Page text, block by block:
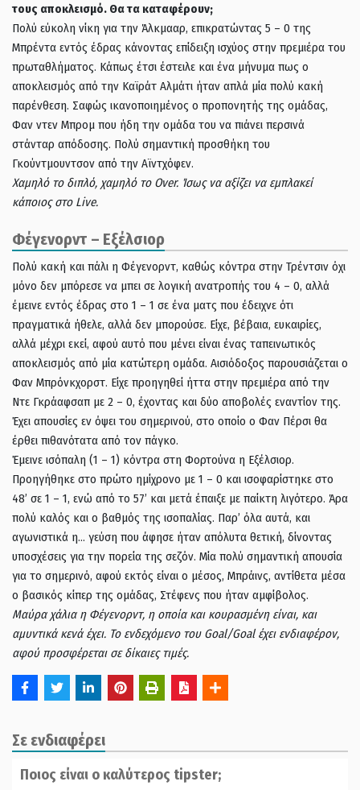
τους αποκλεισμό. Θα τα καταφέρουν;
Πολύ εύκολη νίκη για την Άλκμααρ, επικρατώντας 5 – 0 της
Μπρέντα εντός έδρας κάνοντας επίδειξη ισχύος στην πρεμιέρα του
πρωταθλήματος. Κάπως έτσι έστειλε και ένα μήνυμα πως ο
αποκλεισμός από την Καϊράτ Αλμάτι ήταν απλά μία πολύ κακή
παρένθεση. Σαφώς ικανοποιημένος ο προπονητής της ομάδας,
Φαν ντεν Μπρομ που ήδη την ομάδα του να πιάνει περσινά
στάνταρ απόδοσης. Πολύ σημαντική προσθήκη του
Γκούντμουντσον από την Αϊντχόφεν.
Χαμηλό το διπλό, χαμηλό το Over. Ίσως να αξίζει να εμπλακεί
κάποιος στο Live.
Φέγενορντ – Εξέλσιορ
Πολύ κακή και πάλι η Φέγενορντ, καθώς κόντρα στην Τρέντσιν όχι
μόνο δεν μπόρεσε να μπει σε λογική ανατροπής του 4 – 0, αλλά
έμεινε εντός έδρας στο 1 – 1 σε ένα ματς που έδειχνε ότι
πραγματικά ήθελε, αλλά δεν μπορούσε. Είχε, βέβαια, ευκαιρίες,
αλλά μέχρι εκεί, αφού αυτό που μένει είναι ένας ταπεινωτικός
αποκλεισμός από μία κατώτερη ομάδα. Αισιόδοξος παρουσιάζεται ο
Φαν Μπρόνκχορστ. Είχε προηγηθεί ήττα στην πρεμιέρα από την
Ντε Γκράαφσαπ με 2 – 0, έχοντας και δύο αποβολές εναντίον της.
Έχει απουσίες εν όψει του σημερινού, στο οποίο ο Φαν Πέρσι θα
έρθει πιθανότατα από τον πάγκο.
Έμεινε ισόπαλη (1 – 1) κόντρα στη Φορτούνα η Εξέλσιορ.
Προηγήθηκε στο πρώτο ημίχρονο με 1 – 0 και ισοφαρίστηκε στο
48’ σε 1 – 1, ενώ από το 57’ και μετά έπαιξε με παίκτη λιγότερο. Άρα
πολύ καλός και ο βαθμός της ισοπαλίας. Παρ’ όλα αυτά, και
αγωνιστικά η… γεύση που άφησε ήταν απόλυτα θετική, δίνοντας
υποσχέσεις για την πορεία της σεζόν. Μία πολύ σημαντική απουσία
για το σημερινό, αφού εκτός είναι ο μέσος, Μπράινς, αντίθετα μέσα
ο βασικός κίπερ της ομάδας, Στέφενς που ήταν αμφίβολος.
Μαύρα χάλια η Φέγενορντ, η οποία και κουρασμένη είναι, και
αμυντικά κενά έχει. Το ενδεχόμενο του Goal/Goal έχει ενδιαφέρον,
αφού προσφέρεται σε δίκαιες τιμές.
Σε ενδιαφέρει
Ποιος είναι ο καλύτερος tipster;